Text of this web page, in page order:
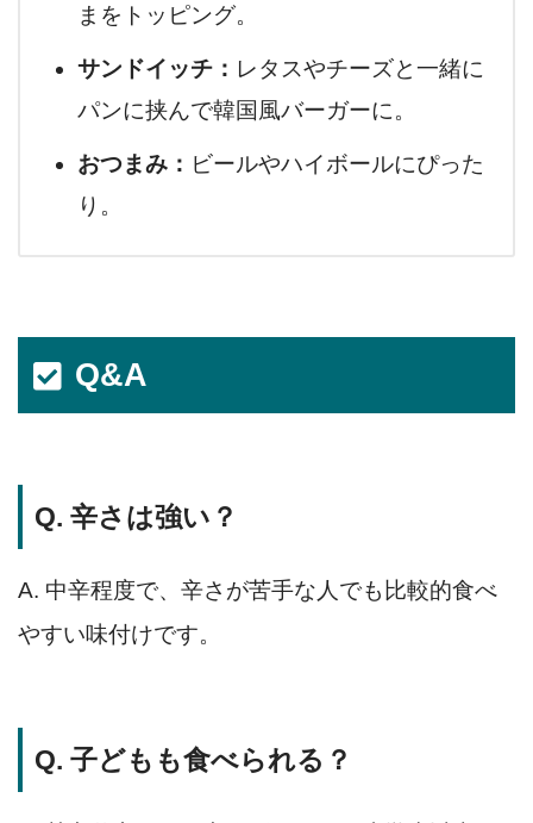
まをトッピング。
サンドイッチ： レタスやチーズと一緒に
パンに挟んで韓国風バーガーに。
おつまみ： ビールやハイボールにぴった
り。
Q&A
Q. 辛さは強い？
A. 中辛程度で、辛さが苦手な人でも比較的食べ
やすい味付けです。
Q. 子どもも食べられる？